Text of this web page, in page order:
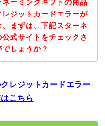
ーミングギフトの商品
ジットカードエラーが
まずは、下記スターネ
式サイトをチェックさ
しょうか？
レジットカードエラー
こちら